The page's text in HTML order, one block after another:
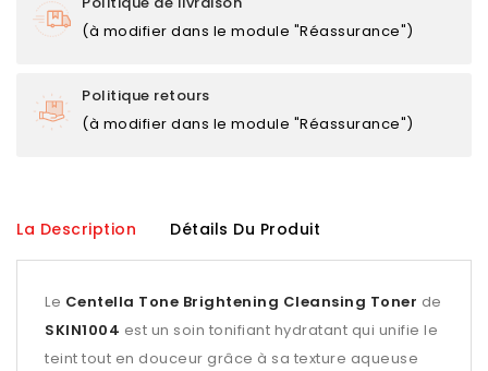
(à modifier dans le module "Réassurance")
Politique retours
(à modifier dans le module "Réassurance")
La Description Détails Du Produit
Le Centella Tone Brightening Cleansing Toner de
SKIN1004 est un soin tonifiant hydratant qui unifie le
teint tout en douceur grâce à sa texture aqueuse